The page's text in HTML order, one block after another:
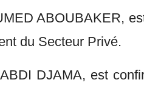
ABOUBAKER,
du Secteur Privé.
est